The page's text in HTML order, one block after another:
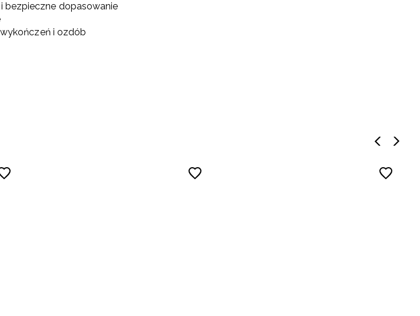
bezpieczne dopasowanie
i ozdób